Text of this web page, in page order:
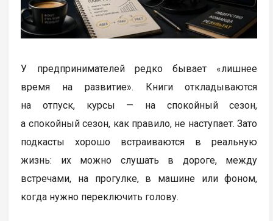
У предпринимателей редко бывает «лишнее
время на развитие». Книги откладываются
на отпуск, курсы — на спокойный сезон,
а спокойный сезон, как правило, не наступает. Зато
подкасты хорошо встраиваются в реальную
жизнь: их можно слушать в дороге, между
встречами, на прогулке, в машине или фоном,
когда нужно переключить голову.